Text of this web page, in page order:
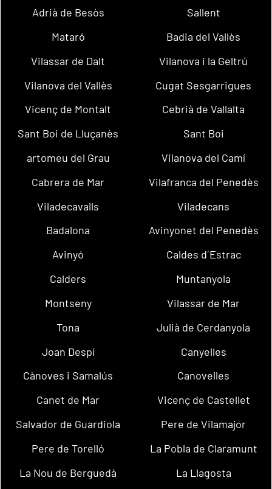
Adrià de Besòs
Sallent
Mataró
Badia del Vallès
Vilassar de Dalt
Vilanova i la Geltrú
Vilanova del Vallès
Cugat Sesgarrigues
Vicenç de Montalt
Cebrià de Vallalta
Sant Boi de Lluçanès
Sant Boi
artomeu del Grau
Vilanova del Camí
Cabrera de Mar
Vilafranca del Penedès
Viladecavalls
Viladecans
Badalona
Avinyonet del Penedès
Avinyó
Caldes d´Estrac
Calders
Muntanyola
Montseny
Vilassar de Mar
Tona
Julià de Cerdanyola
Joan Despí
Canyelles
Cànoves i Samalús
Canovelles
Canet de Mar
Vicenç de Castellet
Salvador de Guardiola
Pere de Vilamajor
Pere de Torelló
La Pobla de Claramunt
La Nou de Berguedà
La Llagosta